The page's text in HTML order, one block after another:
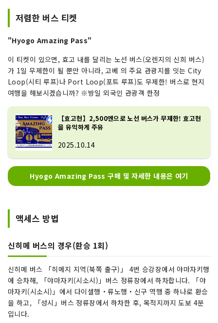
저렴한 버스 티켓
"Hyogo Amazing Pass"
이 티켓이 있으면, 효고 내를 달리는 노선 버스(오렌지의 신희 버스)
가 1일 무제한이 될 뿐만 아니라, 고베 의 주요 관광지를 잇는 City
Loop(시티 루프)나 Port Loop(포트 루프)도 무제한! 버스로 현지
여행을 해보시겠습니까? ※방일 외국인 관광객 한정
【효고현】2,500엔으로 노선 버스가 무제한! 효고현
을 유익하게 주유
2025.10.14
Hyogo Amazing Pass 구매 ​​및 자세한 내용은 여기
액세스 방법
신히메 버스의 경우(환승 1회)
신히메 버스 「히메지 지역(북쪽 출구)」 4번 승강장에서 야마자키행
에 승차해, 「야마자키(시소시)」버스 정류장에서 하차합니다. 「야
마자키(시소시)」에서 다이셀행・류노행・신구 역행 중 하나로 환승
을 하고, 「성시」버스 정류장에서 하차한 후, 목적지까지 도보 4분
입니다.